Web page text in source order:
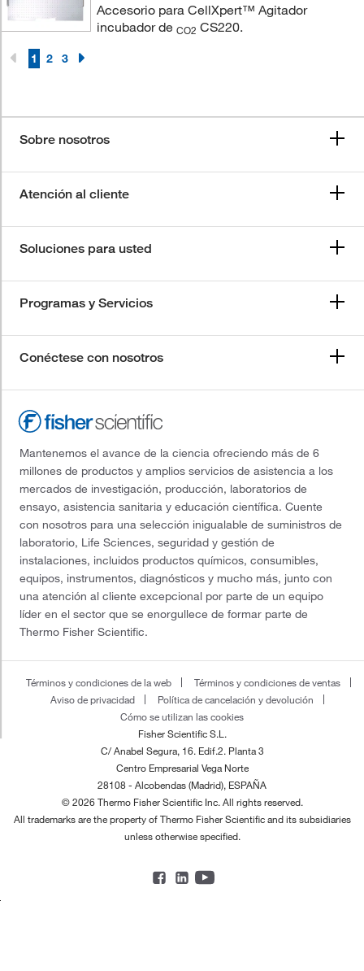
Accesorio para CellXpert™ Agitador
incubador de CO2 CS220.
1 2 3
Sobre nosotros
Atención al cliente
Soluciones para usted
Programas y Servicios
Conéctese con nosotros
Mantenemos el avance de la ciencia ofreciendo más de 6
millones de productos y amplios servicios de asistencia a los
mercados de investigación, producción, laboratorios de
ensayo, asistencia sanitaria y educación científica. Cuente
con nosotros para una selección inigualable de suministros de
laboratorio, Life Sciences, seguridad y gestión de
instalaciones, incluidos productos químicos, consumibles,
equipos, instrumentos, diagnósticos y mucho más, junto con
una atención al cliente excepcional por parte de un equipo
líder en el sector que se enorgullece de formar parte de
Thermo Fisher Scientific.
Términos y condiciones de la web
Términos y condiciones de ventas
Aviso de privacidad
Política de cancelación y devolución
Cómo se utilizan las cookies
Fisher Scientific S.L.
C/ Anabel Segura, 16. Edif.2. Planta 3
Centro Empresarial Vega Norte
28108 - Alcobendas (Madrid), ESPAÑA
© 2026 Thermo Fisher Scientific Inc. All rights reserved.
All trademarks are the property of Thermo Fisher Scientific and its subsidiaries
unless otherwise specified.